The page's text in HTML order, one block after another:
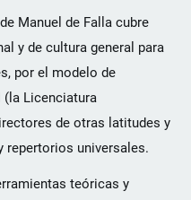
Manuel de Falla cubre
y de cultura general para
por el modelo de
(la Licenciatura
de otras latitudes y
universales.
teóricas y